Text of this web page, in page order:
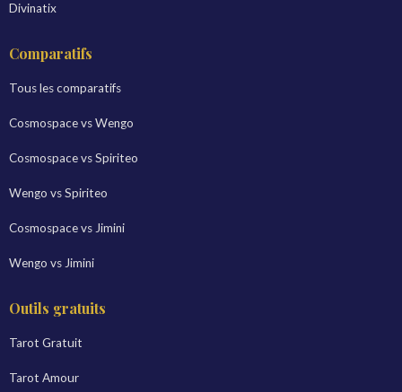
Divinatix
Comparatifs
Tous les comparatifs
Cosmospace vs Wengo
Cosmospace vs Spiriteo
Wengo vs Spiriteo
Cosmospace vs Jimini
Wengo vs Jimini
Outils gratuits
Tarot Gratuit
Tarot Amour